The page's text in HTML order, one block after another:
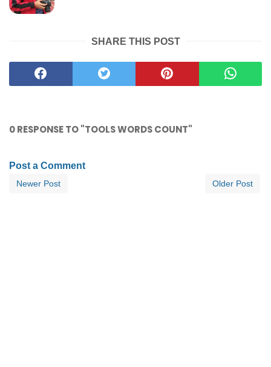
SHARE THIS POST
0 RESPONSE TO "TOOLS WORDS COUNT"
Post a Comment
Newer Post Older Post